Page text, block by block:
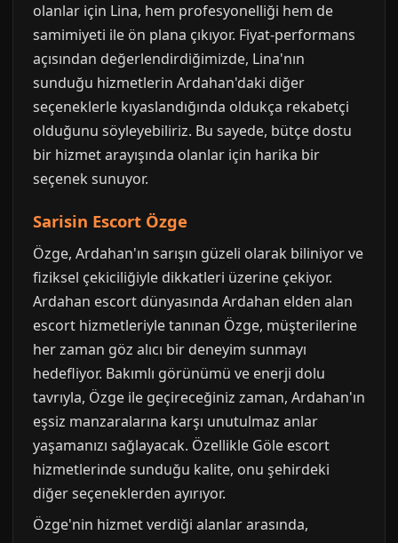
olanlar için Lina, hem profesyonelliği hem de
samimiyeti ile ön plana çıkıyor. Fiyat-performans
açısından değerlendirdiğimizde, Lina'nın
sunduğu hizmetlerin Ardahan'daki diğer
seçeneklerle kıyaslandığında oldukça rekabetçi
olduğunu söyleyebiliriz. Bu sayede, bütçe dostu
bir hizmet arayışında olanlar için harika bir
seçenek sunuyor.
Sarisin Escort Özge
Özge, Ardahan'ın sarışın güzeli olarak biliniyor ve
fiziksel çekiciliğiyle dikkatleri üzerine çekiyor.
Ardahan escort dünyasında Ardahan elden alan
escort hizmetleriyle tanınan Özge, müşterilerine
her zaman göz alıcı bir deneyim sunmayı
hedefliyor. Bakımlı görünümü ve enerji dolu
tavrıyla, Özge ile geçireceğiniz zaman, Ardahan'ın
eşsiz manzaralarına karşı unutulmaz anlar
yaşamanızı sağlayacak. Özellikle Göle escort
hizmetlerinde sunduğu kalite, onu şehirdeki
diğer seçeneklerden ayırıyor.
Özge'nin hizmet verdiği alanlar arasında,